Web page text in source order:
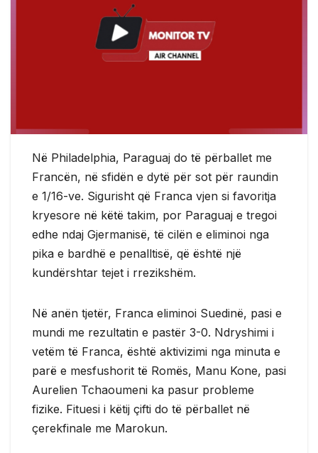
Në Philadelphia, Paraguaj do të përballet me
Francën, në sfidën e dytë për sot për raundin
e 1/16-ve. Sigurisht që Franca vjen si favoritja
kryesore në këtë takim, por Paraguaj e tregoi
edhe ndaj Gjermanisë, të cilën e eliminoi nga
pika e bardhë e penalltisë, që është një
kundërshtar tejet i rrezikshëm.
Në anën tjetër, Franca eliminoi Suedinë, pasi e
mundi me rezultatin e pastër 3-0. Ndryshimi i
vetëm të Franca, është aktivizimi nga minuta e
parë e mesfushorit të Romës, Manu Kone, pasi
Aurelien Tchaoumeni ka pasur probleme
fizike. Fituesi i këtij çifti do të përballet në
çerekfinale me Marokun.